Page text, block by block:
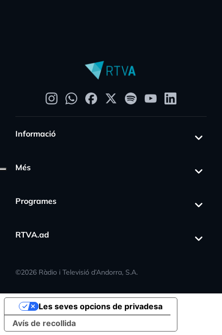
Informació
Més
Programes
RTVA.ad
©2026 Ràdio i Televisió d’Andorra, S.A.
Avís de recollida
Les seves opcions de privadesa